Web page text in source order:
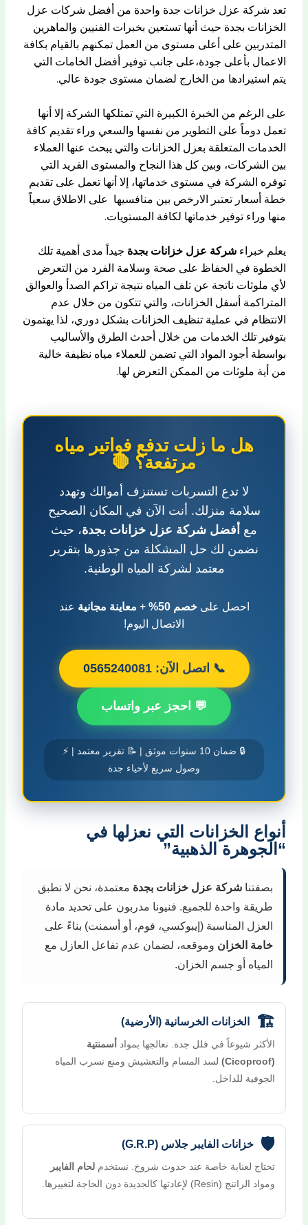
تعد شركة عزل خزانات جدة واحدة من أفضل شركات عزل
الخزانات بجدة حيث أنها تستعين بخبرات الفنيين والماهرين
المتدربين على
أعلى مستوى من العمل تمكنهم بالقيام بكافة
الاعمال بأعلى جودة،على جانب توفير أفضل الخامات التي
يتم استيرادها من الخارج لضمان مستوى جودة عالي.
على الرغم من الخبرة الكبيرة التي تمتلكها الشركة إلا أنها
تعمل دوماً على التطوير من نفسها والسعي وراء تقديم كافة
الخدمات المتعلقة بعزل الخزانات والتي يبحث عنها العملاء
بين الشركات، وبين كل هذا
النجاح والمستوى الفريد التي
توفره الشركة في مستوى خدماتها، إلا أنها تعمل على تقديم
خطة أسعار تعتبر الارخص بين منافسيها على الاطلاق سعياً
منها وراء توفير خدماتها لكافة المستويات.
يعلم خبراءشركة عزل خزانات بجدة جيداً مدى أهمية تلك
الخطوة في الحفاظ على صحة وسلامة الفرد من التعرض
لأي ملوثات ناتجة عن تلف المياه نتيجة تراكم الصدأ والعوالق
المتراكمة أسفل الخزانات، والتي تتكون من خلال عدم
الانتظام في عملية تنظيف الخزانات بشكل دوري، لذا يهتمون
بتوفير تلك الخدمات من خلال أحدث الطرق والأساليب
بواسطة أجود المواد التي تضمن للعملاء مياه نظيفة خالية
من أية ملوثات من الممكن التعرض لها.
هل ما زلت تدفع فواتير مياه
مرتفعة؟ 🛑
لا تدع التسربات تستنزف أموالك وتهدد
سلامة منزلك. أنت الآن في المكان الصحيح
مع أفضل شركة عزل خزانات بجدة، حيث
نضمن لك حل المشكلة من جذورها بتقرير
معتمد لشركة المياه الوطنية.
احصل علىخصم 50% + معاينة مجانية عند
الاتصال اليوم!
📞 اتصل الآن: 0565240081
💬 احجز عبر واتساب
🔒 ضمان 10 سنوات موثق | 📝 تقرير معتمد | ⚡
وصول سريع لأحياء جدة
أنواع الخزانات التي نعزلها في
“الجوهرة الذهبية”
بصفتناشركة عزل خزانات بجدة معتمدة، نحن لا نطبق
طريقة واحدة للجميع. فنيونا مدربون على تحديد مادة
العزل المناسبة (إيبوكسي، فوم، أو أسمنت) بناءً على
خامة الخزان وموقعه، لضمان عدم تفاعل العازل مع
المياه أو جسم الخزان.
🏗️ الخزانات الخرسانية (الأرضية)
الأكثر شيوعاً في فلل جدة. نعالجها بمواد
أسمنتية
(Cicoproof)
لسد المسام والتعشيش ومنع تسرب المياه
الجوفية للداخل.
🛡️ خزانات الفايبر جلاس (G.R.P)
تحتاج لعناية خاصة عند حدوث شروخ. نستخدملحام الفايبر
ومواد الراتنج (Resin) لإعادتها كالجديدة دون الحاجة لتغييرها.